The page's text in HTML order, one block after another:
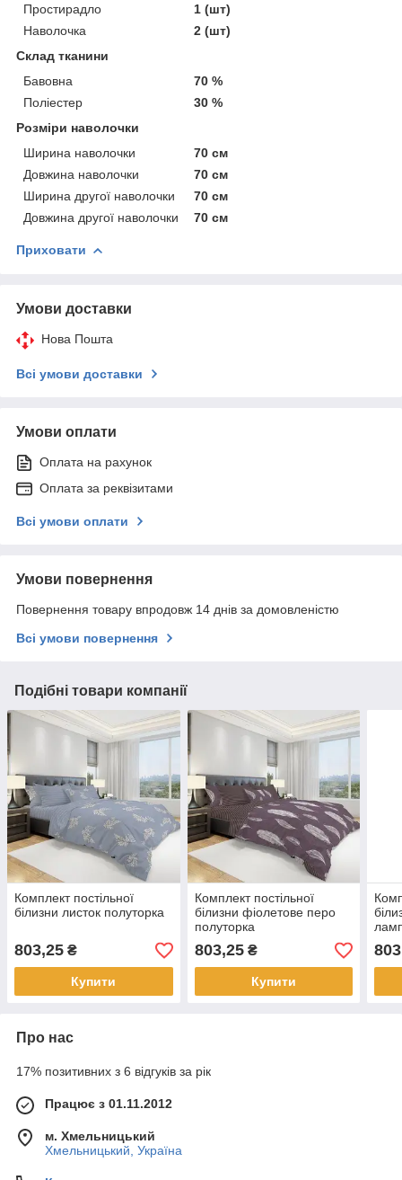
Простирадло
1 (шт)
Наволочка
2 (шт)
Склад тканини
Бавовна
70 %
Поліестер
30 %
Розміри наволочки
Ширина наволочки
70 см
Довжина наволочки
70 см
Ширина другої наволочки
70 см
Довжина другої наволочки
70 см
Приховати
Умови доставки
Нова Пошта
Всі умови доставки
Умови оплати
Оплата на рахунок
Оплата за реквізитами
Всі умови оплати
Умови повернення
Повернення товару впродовж 14 днів за домовленістю
Всі умови повернення
Подібні товари компанії
Комплект постільної
білизни листок полуторка
803,25 ₴
Купити
Комплект постільної
білизни фіолетове перо
полуторка
803,25₴
Купити
Про нас
17% позитивних з 6 відгуків за рік
Працює з 01.11.2012
м. Хмельницький
Хмельницький, Україна